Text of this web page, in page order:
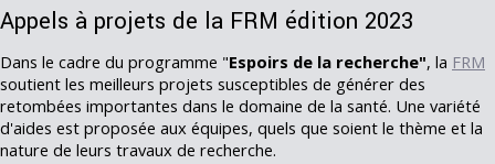
Appels à projets de la FRM édition 2023
Dans le cadre du programme "Espoirs de la recherche", la FRM
soutient les meilleurs projets susceptibles de générer des
retombées importantes dans le domaine de la santé. Une variété
d'aides est proposée aux équipes, quels que soient le thème et la
nature de leurs travaux de recherche.